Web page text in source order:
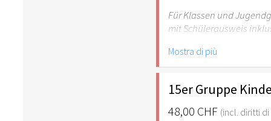
Für Klassen und
mit Schülerausweis
Hinweis: Für Kinder
empfehlenswert.
Mostra di più
15er Gruppe
48,00 CHF (incl. diritti